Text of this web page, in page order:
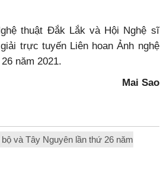
thuật Đắk Lắk và Hội Nghệ sĩ
trực tuyến Liên hoan Ảnh nghệ
năm 2021.
Mai Sao
và Tây Nguyên lần thứ 26 năm